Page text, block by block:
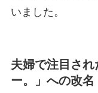
いました。
夫婦で注目さ
ー。」への改名